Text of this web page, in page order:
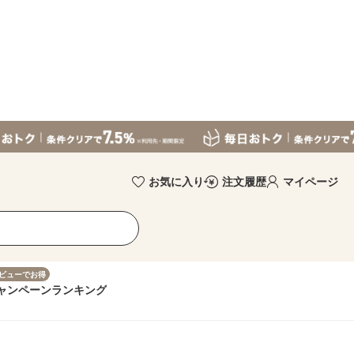
お気に入り 注文履歴 マイページ
ューでお得
ンペーンランキング